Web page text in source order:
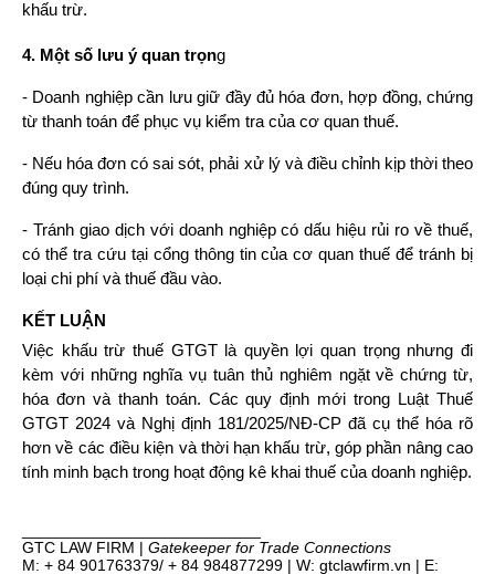
khấu trừ.
4. Một số lưu ý quan trọng
- Doanh nghiệp cần lưu giữ đầy đủ hóa đơn, hợp đồng, chứng
từ thanh toán để phục vụ kiểm tra của cơ quan thuế.
- Nếu hóa đơn có sai sót, phải xử lý và điều chỉnh kịp thời theo
đúng quy trình.
- Tránh giao dịch với doanh nghiệp có dấu hiệu rủi ro về thuế,
có thể tra cứu tại cổng thông tin của cơ quan thuế để tránh bị
loại chi phí và thuế đầu vào.
KẾT LUẬN
Việc khấu trừ thuế GTGT là quyền lợi quan trọng nhưng đi
kèm với những nghĩa vụ tuân thủ nghiêm ngặt về chứng từ,
hóa đơn và thanh toán. Các quy định mới trong Luật Thuế
GTGT 2024 và Nghị định 181/2025/NĐ-CP đã cụ thể hóa rõ
hơn về các điều kiện và thời hạn khấu trừ, góp phần nâng cao
tính minh bạch trong hoạt động kê khai thuế của doanh nghiệp.
GTC LAW FIRM | Gatekeeper for Trade Connections
M: + 84 901763379/ + 84 984877299 | W: gtclawfirm.vn | E: